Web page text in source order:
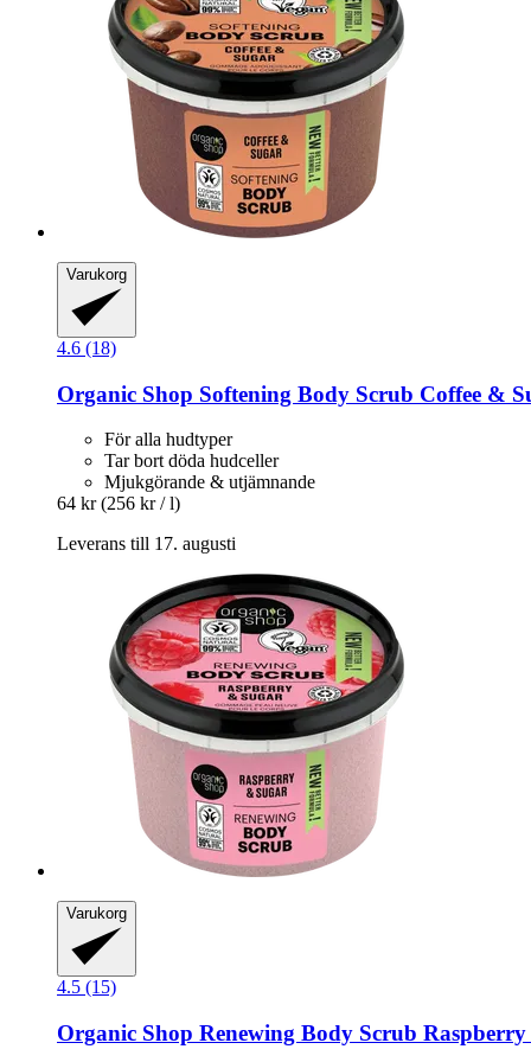
Varukorg
4.6 (18)
Organic Shop Softening Body Scrub Coffee &
För alla hudtyper
Tar bort döda hudceller
Mjukgörande & utjämnande
64 kr (256 kr / l)
Leverans till 17. augusti
Varukorg
4.5 (15)
Organic Shop Renewing Body Scrub